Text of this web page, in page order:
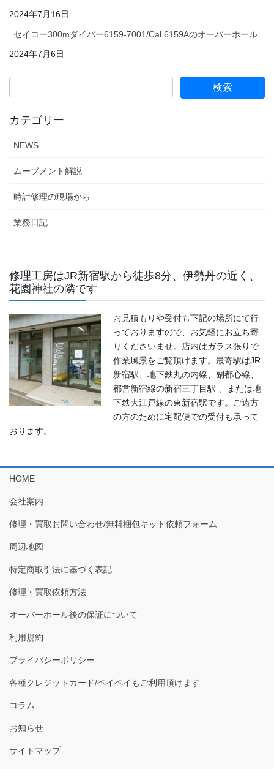
2024年7月16日
セイコー300mダイバー6159-7001/Cal.6159Aのオーバーホール
2024年7月6日
カテゴリー
NEWS
ムーブメント解説
時計修理の現場から
業務日記
修理工房はJR新宿駅から徒歩8分、伊勢丹の近く、
花園神社の隣です
お見積もりや受付も下記の場所にて行
っておりますので、お気軽にお立ち寄
りくださいませ。店内はガラス張りで
作業風景をご覧頂けます。最寄駅はJR
新宿駅、地下鉄丸の内線、副都心線、
都営新宿線の新宿三丁目駅 、または地
下鉄大江戸線の東新宿駅です。ご遠方
の方のために宅配便での受付も承って
おります。
HOME
会社案内
修理・買取お問い合わせ/無料梱包キット依頼フォーム
周辺地図
特定商取引法に基づく表記
修理・買取依頼方法
オーバーホール後の保証について
利用規約
プライバシーポリシー
各種クレジットカード/ペイペイもご利用頂けます
コラム
お知らせ
サイトマップ